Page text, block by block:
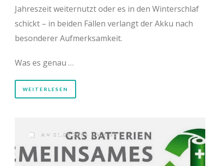
Jahreszeit weiternutzt oder es in den Winterschlaf
schickt – in beiden Fällen verlangt der Akku nach
besonderer Aufmerksamkeit.
Was es genau …
WEITERLESEN
AM 01.08.2014 UM 6:25